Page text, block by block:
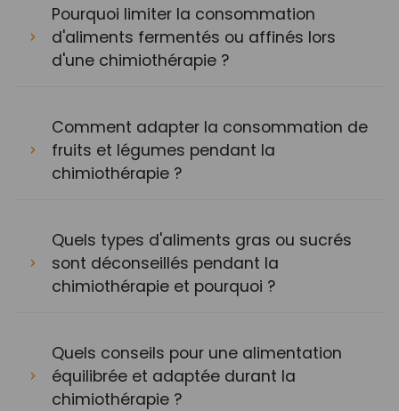
Pourquoi limiter la consommation
d'aliments fermentés ou affinés lors
d'une chimiothérapie ?
Comment adapter la consommation de
fruits et légumes pendant la
chimiothérapie ?
Quels types d'aliments gras ou sucrés
sont déconseillés pendant la
chimiothérapie et pourquoi ?
Quels conseils pour une alimentation
équilibrée et adaptée durant la
chimiothérapie ?